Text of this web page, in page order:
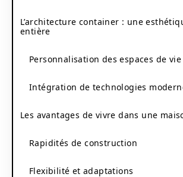
L’architecture container : une
entière
Personnalisation des espaces de vie
Intégration de technologies
Les avantages de vivre dans une
Rapidités de construction
Flexibilité et adaptations